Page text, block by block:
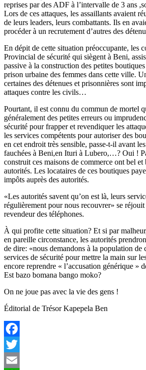
reprises par des ADF à l’intervalle de 3 ans
Lors de ces attaques, les assaillants avaient
de leurs leaders, leurs combattants. Ils en
procéder à un recrutement d’autres des
En dépit de cette situation préoccupante, les
Provincial de sécurité qui siègent à Beni,
passive à la construction des petites
prison urbaine des femmes dans cette ville.
certaines des détenues et prisonnières sont
attaques contre les civils…
Pourtant, il est connu du commun de mortel
généralement des petites erreurs ou
sécurité pour frapper et revendiquer les
les services compétents pour autoriser des
en cet endroit très sensible, passe-t-il avant
fauchées à Beni,en Ituri à Lubero,…? Oui !
construit ces maisons de commerce ont bel et
autorités. Les locataires de ces boutiques
impôts auprès des autorités.
«Les autorités savent qu’on est là, leurs
régulièrement pour nous recouvrer» se
revendeur des téléphones.
À qui profite cette situation? Et si par
en pareille circonstance, les autorités
de dire: «nous demandons à la population de
services de sécurité pour mettre la main sur
encore reprendre « l’accusation générique »
Est bazo bomana bango moko?
On ne joue pas avec la vie des gens !
Éditorial de Trésor Kapepela Ben
Facebook
Twitter